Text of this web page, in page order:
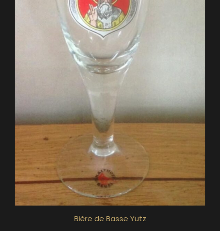
Bière de Basse Yutz